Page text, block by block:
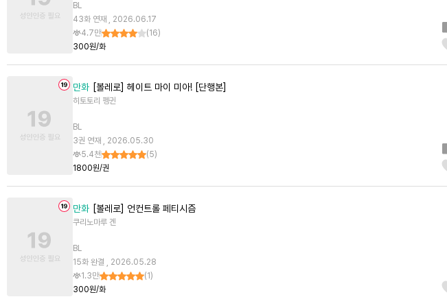
BL
43화 연재 , 2026.06.17
4.7만
(16)
300원/화
만화 [볼레로] 헤이트 마이 미아! [단행본]
히토토리 펭귄
BL
3권 연재 , 2026.05.30
5.4천
(5)
1800원/권
만화 [볼레로] 언컨트롤 페티시즘
쿠리노마루 겐
BL
15화 완결 , 2026.05.28
1.3만
(1 )
300원/화